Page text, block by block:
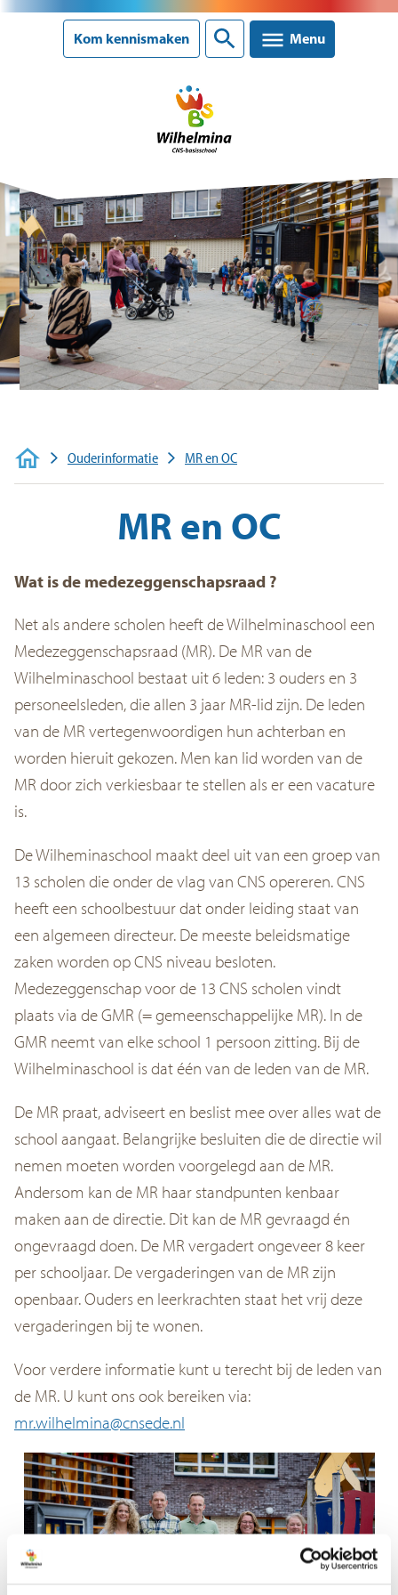
Kom kennismaken Menu
Onze school
Ons onderwijs
Ouderinformatie
Nieuws
Agenda
Contact Ouderinformatie MR en OC
MR en OC
Wat is de medezeggenschapsraad ?
Net als andere scholen heeft de Wilhelminaschool een
Medezeggenschapsraad (MR). De MR van de
Wilhelminaschool bestaat uit 6 leden: 3 ouders en 3
personeelsleden, die allen 3 jaar MR-lid zijn. De leden
van de MR vertegenwoordigen hun achterban en
worden hieruit gekozen. Men kan lid worden van de
MR door zich verkiesbaar te stellen als er een vacature
is.
De Wilheminaschool maakt deel uit van een groep van
13 scholen die onder de vlag van CNS opereren. CNS
heeft een schoolbestuur dat onder leiding staat van
een algemeen directeur. De meeste beleidsmatige
zaken worden op CNS niveau besloten.
Medezeggenschap voor de 13 CNS scholen vindt
plaats via de GMR (= gemeenschappelijke MR). In de
GMR neemt van elke school 1 persoon zitting. Bij de
Wilhelminaschool is dat één van de leden van de MR.
De MR praat, adviseert en beslist mee over alles wat de
school aangaat. Belangrijke besluiten die de directie wil
nemen moeten worden voorgelegd aan de MR.
Andersom kan de MR haar standpunten kenbaar
maken aan de directie. Dit kan de MR gevraagd én
ongevraagd doen. De MR vergadert ongeveer 8 keer
per schooljaar. De vergaderingen van de MR zijn
openbaar. Ouders en leerkrachten staat het vrij deze
vergaderingen bij te wonen.
Voor verdere informatie kunt u terecht bij de leden van
de MR. U kunt ons ook bereiken via:
mr.wilhelmina@cnsede.nl